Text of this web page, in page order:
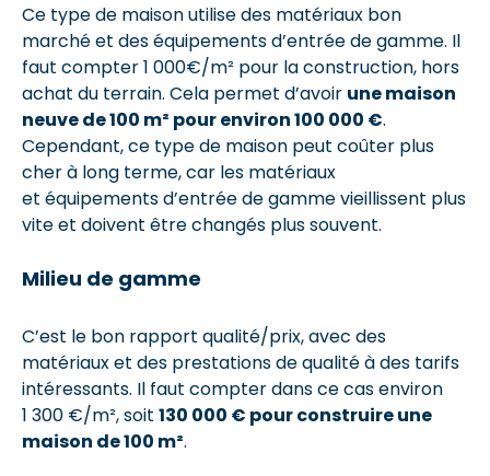
Ce type de maison utilise des matériaux bon
marché et des équipements d’entrée de gamme. Il
faut compter 1 000€/m² pour la construction, hors
achat du terrain. Cela permet d’avoir une maison
neuve de 100 m² pour environ 100 000 €.
Cependant, ce type de maison peut coûter plus
cher à long terme, car les matériaux
et équipements d’entrée de gamme vieillissent plus
vite et doivent être changés plus souvent.
Milieu de gamme
C’est le bon rapport qualité/prix, avec des
matériaux et des prestations de qualité à des tarifs
intéressants. Il faut compter dans ce cas environ
1 300 €/m², soit 130 000 € pour construire une
maison de 100 m².